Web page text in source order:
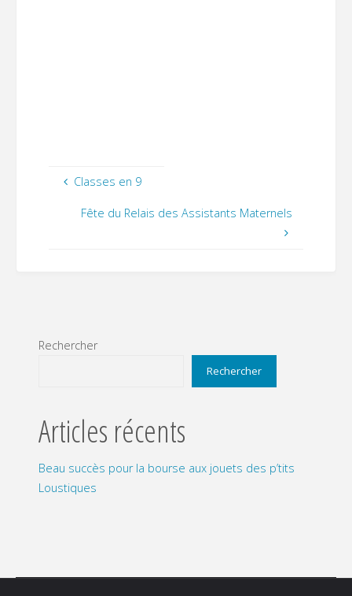
Classes en 9
Fête du Relais des Assistants Maternels
Rechercher
Rechercher
Articles récents
Beau succès pour la bourse aux jouets des p’tits
Loustiques